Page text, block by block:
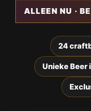
ALLEEN NU ·
24
Unieke Beer